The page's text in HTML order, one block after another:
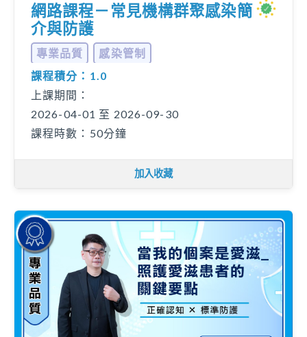
網路課程－常見機構群聚感染簡
介與防護
專業品質
感染管制
課程積分：1.0
上課期間：
2026-04-01 至 2026-09-30
課程時數：50分鐘
加入收藏